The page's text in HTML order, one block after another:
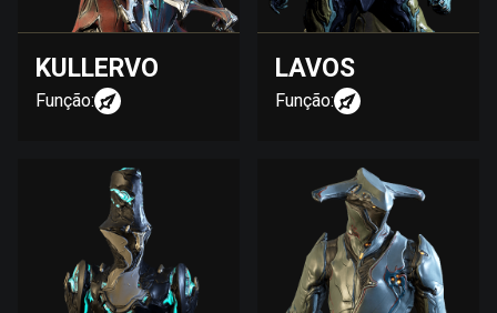
KULLERVO
Função:
LAVOS
Função: